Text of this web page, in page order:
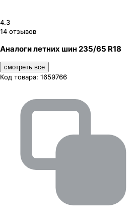
4.3
14 отзывов
Аналоги летних шин 235/65 R18
смотреть все
Код товара: 1659766